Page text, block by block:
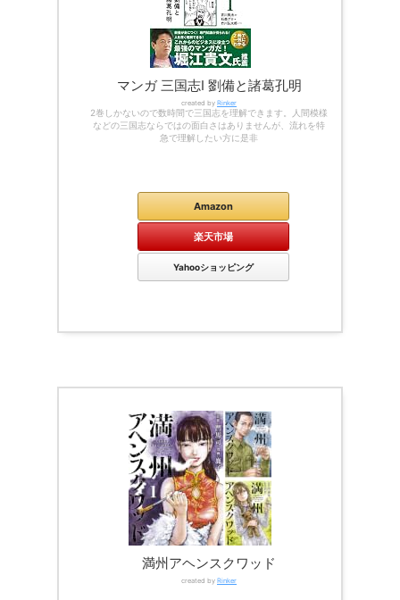
マンガ 三国志Ⅰ 劉備と諸葛孔明
created by Rinker
2巻しかないので数時間で三国志を理解できます。人間模様
などの三国志ならではの面白さはありませんが、流れを特
急で理解したい方に是非
Amazon
楽天市場
Yahooショッピング
満州アヘンスクワッド
created by Rinker